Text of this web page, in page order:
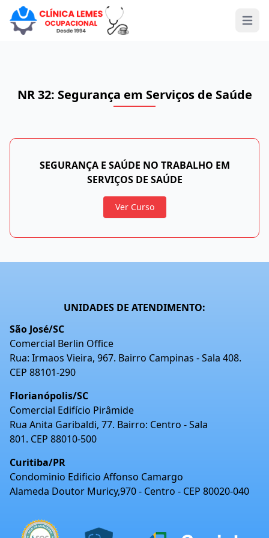
Open
NR 32: Segurança em Serviços de Saúde
SEGURANÇA E SAÚDE NO TRABALHO EM
SERVIÇOS DE SAÚDE
Ver Curso
UNIDADES DE ATENDIMENTO:
São José/SC
Comercial Berlin Office
Rua: Irmaos Vieira, 967. Bairro Campinas - Sala 408.
CEP 88101-290
Florianópolis/SC
Comercial Edifício Pirâmide
Rua Anita Garibaldi, 77. Bairro: Centro - Sala
801. CEP 88010-500
Curitiba/PR
Condominio Edificio Affonso Camargo
Alameda Doutor Muricy,970 - Centro - CEP 80020-040